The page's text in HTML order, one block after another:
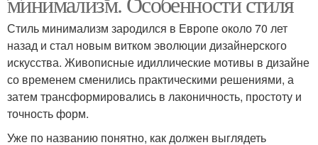
Стиль минимализм зародился в Европе около 70 лет
назад и стал новым витком эволюции дизайнерского
искусства. Живописные идиллические мотивы в дизайне
со временем сменились практическими решениями, а
затем трансформировались в лаконичность, простоту и
точность форм.
Уже по названию понятно, как должен выглядеть